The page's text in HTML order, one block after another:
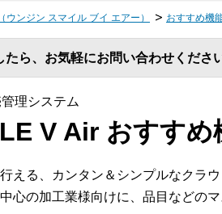
ンジン スマイル ブイ エアー） おすすめ機
ら、お気軽にお問い合わせください
理システム
V Air おすすめ
える、カンタン＆シンプルなクラ
心の加工業様向けに、品目などの